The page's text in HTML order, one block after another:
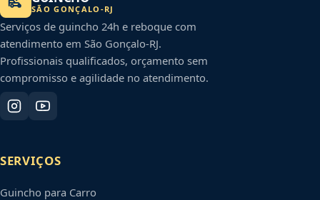
SÃO GONÇALO -RJ
Serviços de guincho 24h e reboque com
atendimento em São Gonçalo-RJ.
Profissionais qualificados, orçamento sem
compromisso e agilidade no atendimento.
SERVIÇOS
Guincho para Carro